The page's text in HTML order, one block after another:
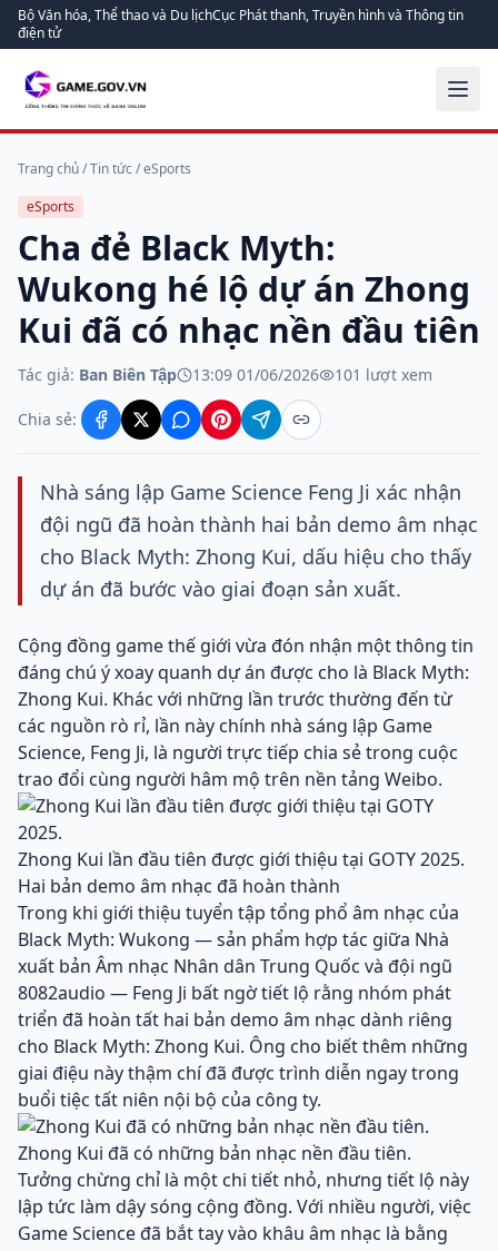
Bộ Văn hóa, Thể thao và Du lịchCục Phát thanh, Truyền hình và Thông tin
điện tử
Trang chủ/Tin tức/eSports
eSports
Cha đẻ Black Myth:
Wukong hé lộ dự án Zhong
Kui đã có nhạc nền đầu tiên
Tác giả: Ban Biên Tập 13:09 01/06/2026 101 lượt xem
Chia sẻ:
Nhà sáng lập Game Science Feng Ji xác nhận
đội ngũ đã hoàn thành hai bản demo âm nhạc
cho Black Myth: Zhong Kui, dấu hiệu cho thấy
dự án đã bước vào giai đoạn sản xuất.
Cộng đồng game thế giới vừa đón nhận một thông tin
đáng chú ý xoay quanh dự án được cho là Black Myth:
Zhong Kui. Khác với những lần trước thường đến từ
các nguồn rò rỉ, lần này chính nhà sáng lập Game
Science, Feng Ji, là người trực tiếp chia sẻ trong cuộc
trao đổi cùng người hâm mộ trên nền tảng Weibo.
Zhong Kui lần đầu tiên được giới thiệu tại GOTY 2025.
Hai bản demo âm nhạc đã hoàn thành
Trong khi giới thiệu tuyển tập tổng phổ âm nhạc của
Black Myth: Wukong — sản phẩm hợp tác giữa Nhà
xuất bản Âm nhạc Nhân dân Trung Quốc và đội ngũ
8082audio — Feng Ji bất ngờ tiết lộ rằng nhóm phát
triển đã hoàn tất hai bản demo âm nhạc dành riêng
cho Black Myth: Zhong Kui. Ông cho biết thêm những
giai điệu này thậm chí đã được trình diễn ngay trong
buổi tiệc tất niên nội bộ của công ty.
Zhong Kui đã có những bản nhạc nền đầu tiên.
Tưởng chừng chỉ là một chi tiết nhỏ, nhưng tiết lộ này
lập tức làm dậy sóng cộng đồng. Với nhiều người, việc
Game Science đã bắt tay vào khâu âm nhạc là bằng